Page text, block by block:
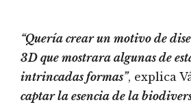
“Quería crear un motivo de
3D que mostrara algunas de
intrincadas formas”, explica
captar la esencia de la